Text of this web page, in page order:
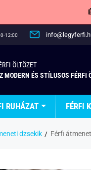
12:00
ÖLTÖZET
MODERN ÉS STÍLUSOS FÉRFI
RUHÁZAT FÉRFI
dzsekik Férfi